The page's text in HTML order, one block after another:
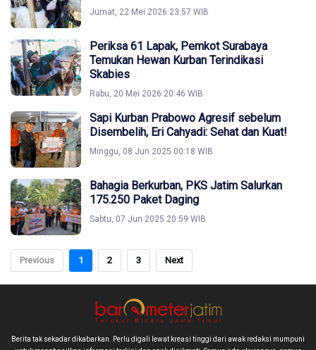
Jumat, 22 Mei 2026 23:57 WIB
Periksa 61 Lapak, Pemkot Surabaya
Temukan Hewan Kurban Terindikasi
Skabies
Rabu, 20 Mei 2026 20:46 WIB
Sapi Kurban Prabowo Agresif sebelum
Disembelih, Eri Cahyadi: Sehat dan Kuat!
Minggu, 08 Jun 2025 00:18 WIB
Bahagia Berkurban, PKS Jatim Salurkan
175.250 Paket Daging
Sabtu, 07 Jun 2025 20:59 WIB
Previous 1 2 3 Next
Berita tak sekadar dikabarkan. Perlu digali lewat kreasi tinggi dari awak redaksi mumpuni